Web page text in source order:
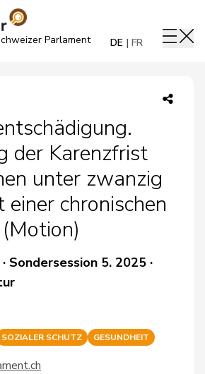
Parlament DE FR
der Karenzfrist
unter zwanzig
einer chronischen
·Sondersession 5. 2025 ·
SOZIALER SCHUTZ GESUNDHEIT